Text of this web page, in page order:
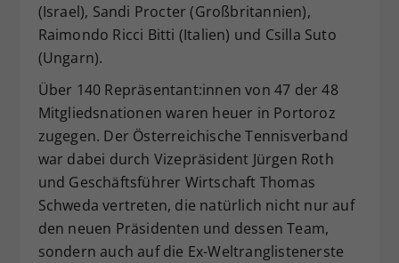
(Israel), Sandi Procter (Großbritannien),
Raimondo Ricci Bitti (Italien) und Csilla Suto
(Ungarn).
Über 140 Repräsentant:innen von 47 der 48
Mitgliedsnationen waren heuer in Portoroz
zugegen. Der Österreichische Tennisverband
war dabei durch Vizepräsident Jürgen Roth
und Geschäftsführer Wirtschaft Thomas
Schweda vertreten, die natürlich nicht nur auf
den neuen Präsidenten und dessen Team,
sondern auch auf die Ex-Weltranglistenerste